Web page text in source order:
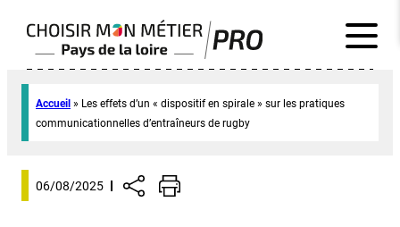
Accueil » Les effets d’un « dispositif en spirale » sur les pratiques
communicationnelles d’entraîneurs de rugby
06/08/2025